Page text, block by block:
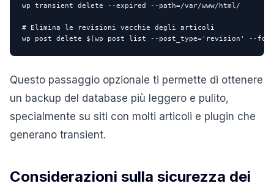
wp transient delete --expired --path=/var/www/html/
# Elimina le revisioni vecchie degli articoli
wp post delete $(wp post list --post_type='revision' --
Questo passaggio opzionale ti permette di ottenere
un backup del database più leggero e pulito,
specialmente su siti con molti articoli e plugin che
generano transient.
Considerazioni sulla sicurezza dei